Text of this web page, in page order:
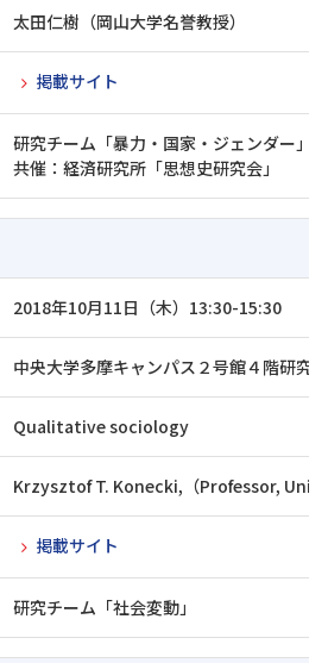
太田仁樹（岡山大学名誉教授）
掲載サイト
研究チーム「暴力・国家・ジェンダー」
共催：経済研究所「思想史研究会」
2018年10月11日（木）13:30-15:30
中央大学多摩キャンパス２号館４階研究
Qualitative sociology
Krzysztof T. Konecki,（Professor,
掲載サイト
研究チーム「社会変動」